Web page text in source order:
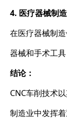
4. 医疗器械制造
在医疗器械制
器械和手术工
结论：
CNC车削技术
制造业中发挥